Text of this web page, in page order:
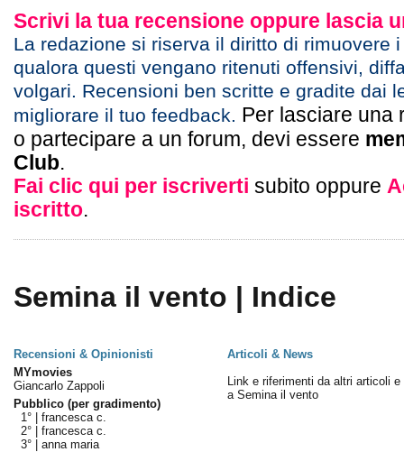
Scrivi la tua recensione oppure lascia
La redazione si riserva il diritto di rimuovere
qualora questi vengano ritenuti offensivi,
volgari. Recensioni ben scritte e gradite dai
migliorare il tuo feedback. Per lasciare una
o partecipare a un forum, devi essere
Club.
Fai clic qui per iscriverti subito oppure
iscritto.
Semina il vento | Indice
Recensioni & Opinionisti
Articoli & News
MYmovies
Giancarlo Zappoli
Pubblico (per gradimento)
1° | francesca c.
2° | francesca c.
3° | anna maria
Link e riferimenti da altri articoli e
a Semina il vento